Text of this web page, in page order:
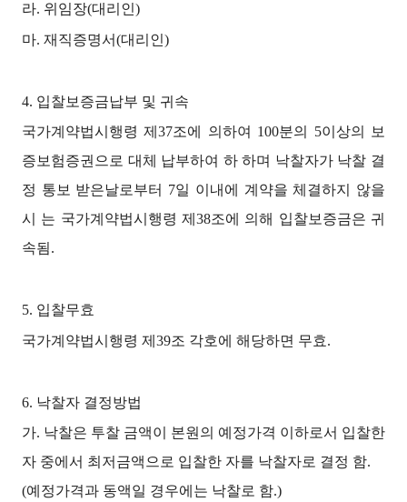
라. 위임장(대리인)
마. 재직증명서(대리인)
4. 입찰보증금납부 및 귀속
국가계약법시행령 제37조에 의하여 100분의 5이상의 보
증보험증권으로 대체 납부하여 하 하며 낙찰자가 낙찰 결
정 통보 받은날로부터 7일 이내에 계약을 체결하지 않을
시 는 국가계약법시행령 제38조에 의해 입찰보증금은 귀
속됨.
5. 입찰무효
국가계약법시행령 제39조 각호에 해당하면 무효.
6. 낙찰자 결정방법
가. 낙찰은 투찰 금액이 본원의 예정가격 이하로서 입찰한
자 중에서 최저금액으로 입찰한 자를 낙찰자로 결정 함.
(예정가격과 동액일 경우에는 낙찰로 함.)